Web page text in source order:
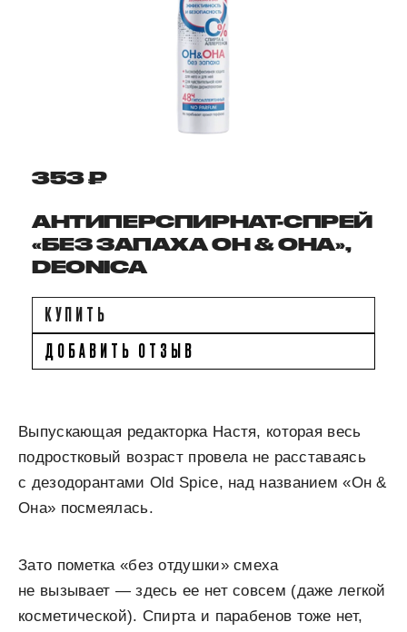
353 ₽
АНТИПЕРСПИРНАТ-СПРЕЙ
«БЕЗ ЗАПАХА ОН & ОНА»,
DEONICA
КУПИТЬ
ДОБАВИТЬ ОТЗЫВ
Выпускающая редакторка Настя, которая весь
подростковый возраст провела не расставаясь
с дезодорантами Old Spice, над названием «Он &
Она» посмеялась.
Зато пометка «без отдушки» смеха
не вызывает — здесь ее нет совсем (даже легкой
косметической). Спирта и парабенов тоже нет,